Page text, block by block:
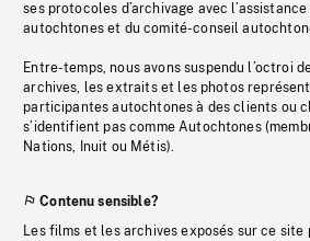
ses protocoles d’archivage avec
autochtones et du comité-conseil
Entre-temps, nous avons suspendu l’octroi
archives, les extraits et les photos
participantes autochtones à des clients ou
s’identifient pas comme Autochtones
Nations, Inuit ou Métis).
Contenu sensible?
Les films et les archives exposés sur ce site